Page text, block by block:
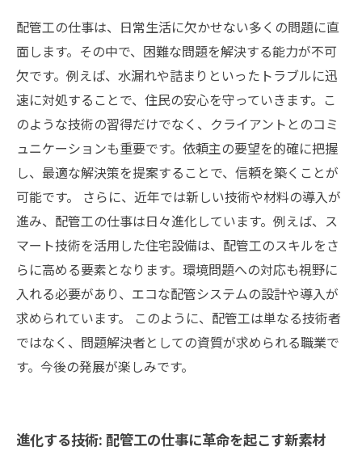
配管工の仕事は、日常生活に欠かせない多くの問題に直
面します。その中で、困難な問題を解決する能力が不可
欠です。例えば、水漏れや詰まりといったトラブルに迅
速に対処することで、住民の安心を守っていきます。こ
のような技術の習得だけでなく、クライアントとのコミ
ュニケーションも重要です。依頼主の要望を的確に把握
し、最適な解決策を提案することで、信頼を築くことが
可能です。 さらに、近年では新しい技術や材料の導入が
進み、配管工の仕事は日々進化しています。例えば、ス
マート技術を活用した住宅設備は、配管工のスキルをさ
らに高める要素となります。環境問題への対応も視野に
入れる必要があり、エコな配管システムの設計や導入が
求められています。 このように、配管工は単なる技術者
ではなく、問題解決者としての資質が求められる職業で
す。今後の発展が楽しみです。
進化する技術: 配管工の仕事に革命を起こす新素材